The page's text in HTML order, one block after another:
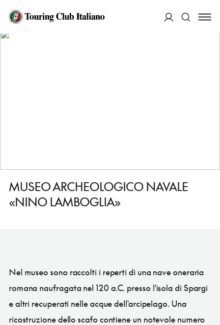
HOME
MUSEO ARCHEOLOGICO NAVALE «NINO LAMBOGLIA»
MUSEO ARCHEOLOGICO NAVALE
«NINO LAMBOGLIA»
Nel museo sono raccolti i reperti di una nave oneraria
romana naufragata nel 120 a.C. presso l'isola di Spargi
e altri recuperati nelle acque dell'arcipelago. Una
ricostruzione dello scafo contiene un notevole numero